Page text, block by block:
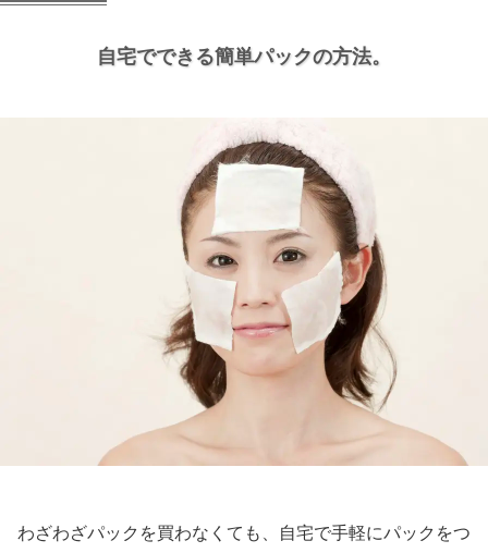
自宅でできる簡単パックの方法。
わざわざパックを買わなくても、自宅で手軽にパックをつ